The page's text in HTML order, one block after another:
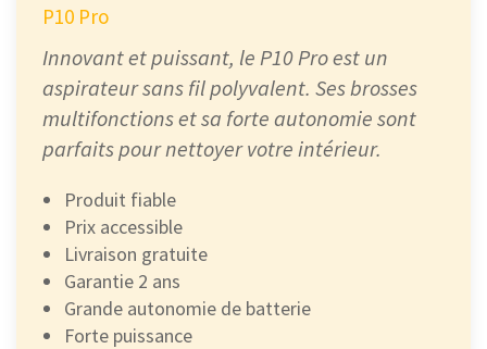
P10 Pro
Innovant et puissant, le P10 Pro est un
aspirateur sans fil polyvalent. Ses brosses
multifonctions et sa forte autonomie sont
parfaits pour nettoyer votre intérieur.
Produit fiable
Prix accessible
Livraison gratuite
Garantie 2 ans
Grande autonomie de batterie
Forte puissance